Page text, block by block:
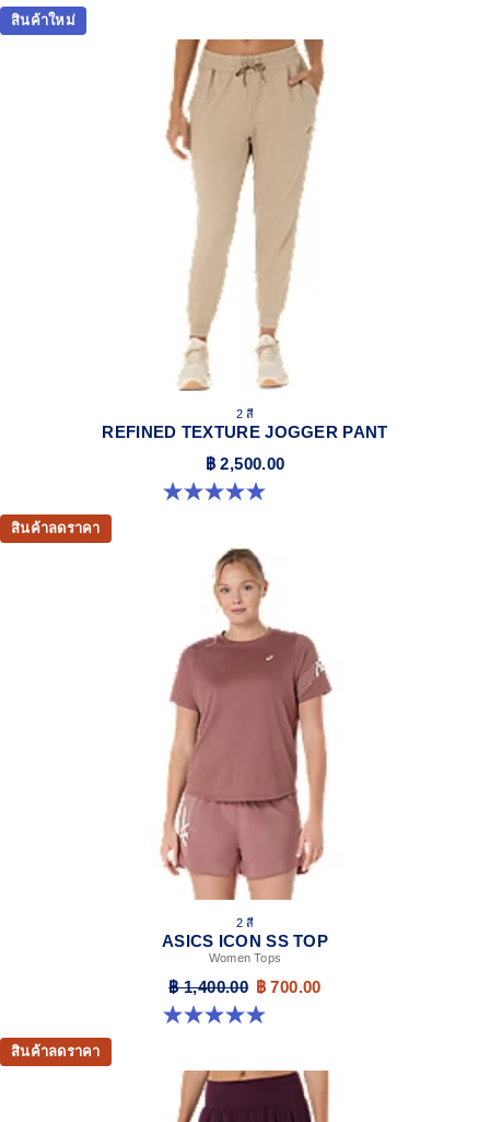
สินค้าใหม่
2 สี
REFINED TEXTURE JOGGER PANT
฿ 2,500.00
5.0 จาก 5 ดาว 2 รีวิว
สินค้าลดราคา
2 สี
ASICS ICON SS TOP
Women Tops
฿ 1,400.00 ฿ 700.00
4.9 จาก 5 ดาว 13 รีวิว
สินค้าลดราคา